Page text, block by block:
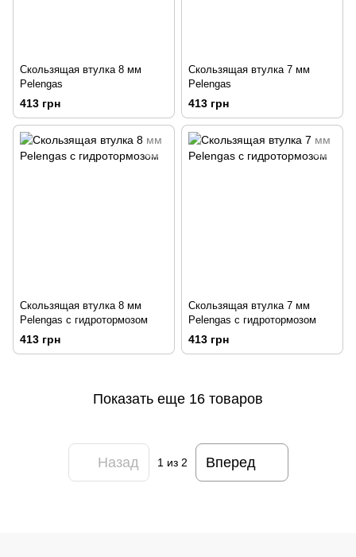
Скользящая втулка 8 мм
Pelengas
413 грн
Скользящая втулка 7 мм
Pelengas
413 грн
Скользящая втулка 8 мм
Pelengas с гидротормозом
413 грн
Скользящая втулка 7 мм
Pelengas с гидротормозом
413 грн
Показать еще 16 товаров
Назад 1из 2 Вперед